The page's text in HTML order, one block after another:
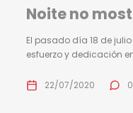
Noite no
El pasado día 18 de
esfuerzo y dedicación
22/07/2020